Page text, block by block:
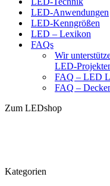
LED-Anwendungen
LED-Kenngrößen
LED – Lexikon
FAQs
Wir
LED-
FAQ – LED
FAQ –
Zum LEDshop
Kategorien